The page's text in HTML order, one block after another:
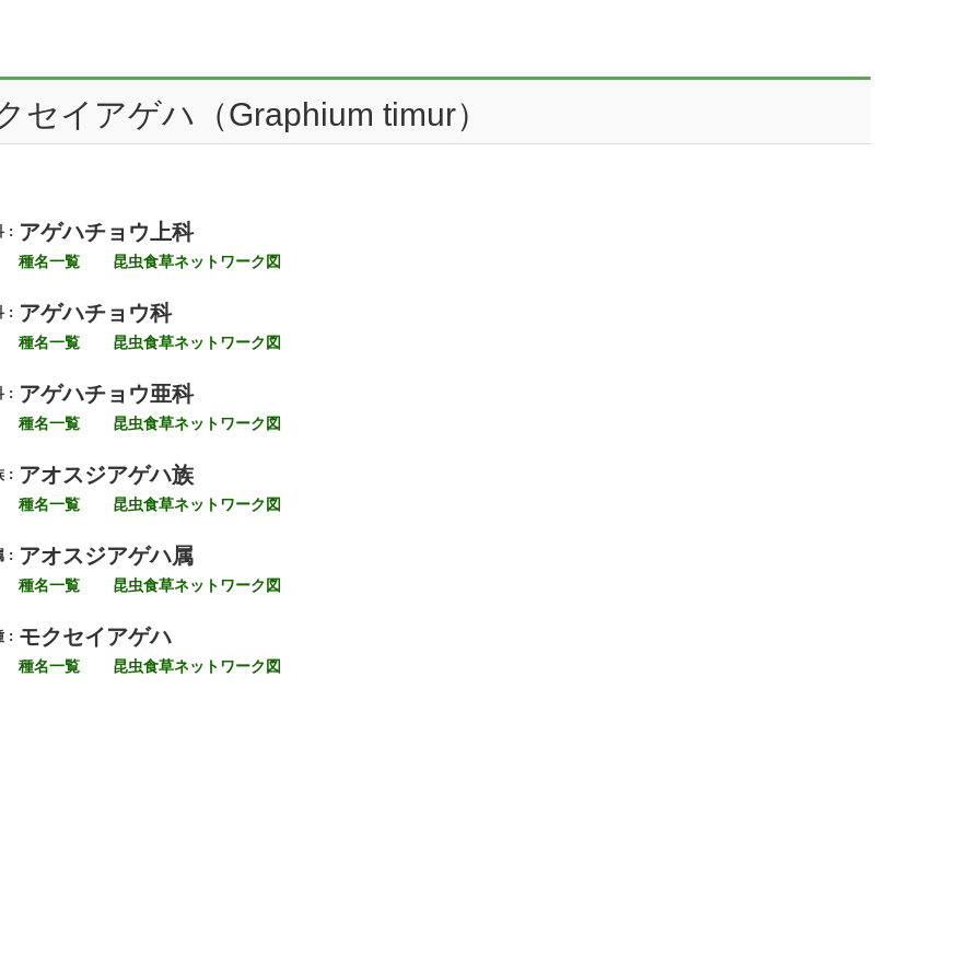
セイアゲハ（Graphium timur）
: アゲハチョウ上科
種名一覧 昆虫食草ネットワーク図
: アゲハチョウ科
種名一覧 昆虫食草ネットワーク図
: アゲハチョウ亜科
種名一覧 昆虫食草ネットワーク図
: アオスジアゲハ族
種名一覧 昆虫食草ネットワーク図
: アオスジアゲハ属
種名一覧 昆虫食草ネットワーク図
: モクセイアゲハ
種名一覧 昆虫食草ネットワーク図